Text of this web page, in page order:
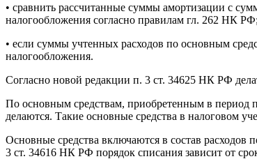
• сравнить рассчитанные суммы амортизации с
налогообложения согласно правилам гл. 262 НК РФ;
• если суммы учтенных расходов по основным
налогообложения.
Согласно новой редакции п. 3 ст. 34625 НК РФ
По основным средствам, приобретенным в период
делаются. Такие основные средства в налоговом
Основные средства включаются в состав расходов
3 ст. 34616 НК РФ порядок списания зависит от